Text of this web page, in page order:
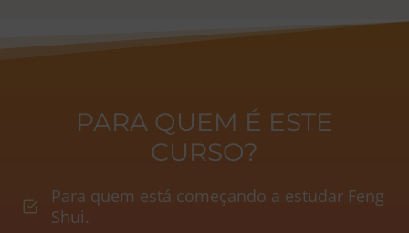
PARA QUEM É ESTE
CURSO?
Para quem está começando a estudar Feng
Shui.